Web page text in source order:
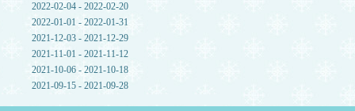
2022-02-04 - 2022-02-20
2022-01-01 - 2022-01-31
2021-12-03 - 2021-12-29
2021-11-01 - 2021-11-12
2021-10-06 - 2021-10-18
2021-09-15 - 2021-09-28